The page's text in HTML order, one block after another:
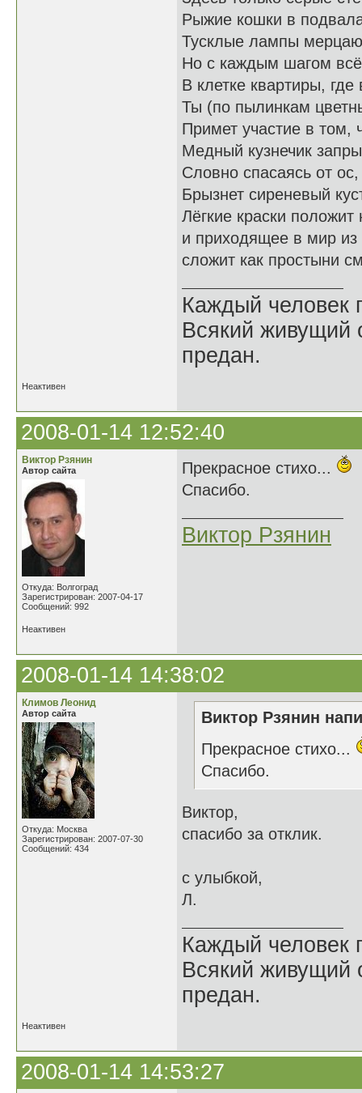
Рыжие кошки в
Тусклые лампы
Но с каждым шагом всё
В клетке квартиры,
Ты (по пылинкам
Примет участие в том,
Медный кузнечик
Словно спасаясь от
Брызнет сиреневый
Лёгкие краски
и приходящее в мир из
сложит как простыни
Каждый человек
Всякий живущий
предан.
Неактивен
2008-01-14 12:52:40
Виктор Рзянин
Автор сайта
Откуда: Волгоград
Зарегистрирован: 2007-04-17
Сообщений: 992
Прекрасное стихо...
Спасибо.
Виктор Рзянин
Неактивен
2008-01-14 14:38:02
Климов Леонид
Автор сайта
Откуда: Москва
Зарегистрирован: 2007-07-30
Сообщений: 434
Виктор Рзянин
Прекрасное стихо...
Спасибо.
Виктор,
спасибо за отклик.
с улыбкой,
Л.
Каждый человек
Всякий живущий
предан.
Неактивен
2008-01-14 14:53:27